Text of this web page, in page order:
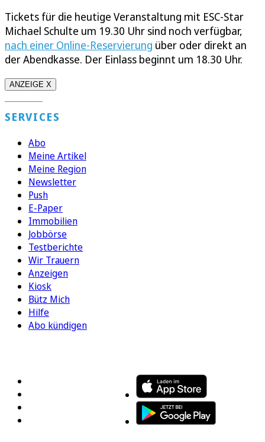
Tickets für die heutige Veranstaltung mit ESC-Star
Michael Schulte um 19.30 Uhr sind noch verfügbar,
nach einer Online-Reservierung über oder direkt an
der Abendkasse. Der Einlass beginnt um 18.30 Uhr.
ANZEIGE X
SERVICES
Abo
Meine Artikel
Meine Region
Newsletter
Push
E-Paper
Immobilien
Jobbörse
Testberichte
Wir Trauern
Anzeigen
Kiosk
Bütz Mich
Hilfe
Abo kündigen